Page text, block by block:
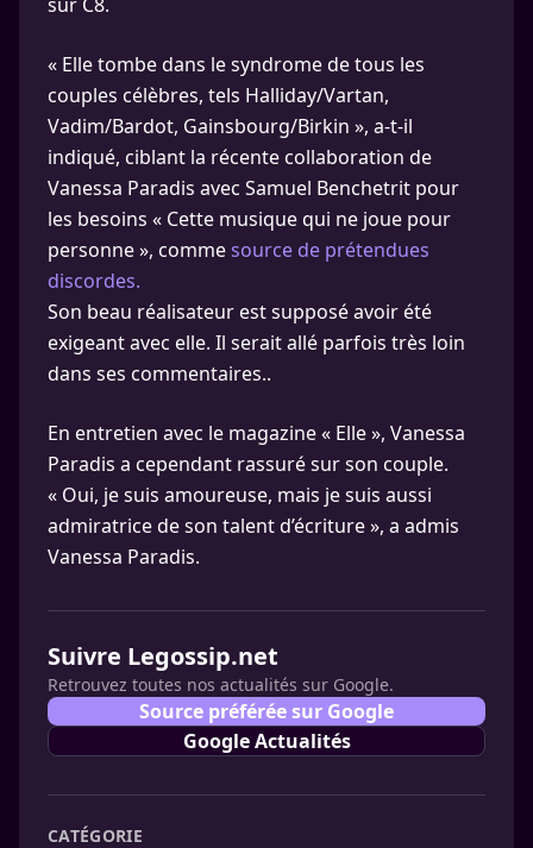
« Elle tombe dans le syndrome de tous les
couples célèbres, tels Halliday/Vartan,
Vadim/Bardot, Gainsbourg/Birkin », a-t-il
indiqué, ciblant la récente collaboration de
Vanessa Paradis avec Samuel Benchetrit pour
les besoins « Cette musique qui ne joue pour
personne », commesource de prétendues
discordes.
Son beau réalisateur est supposé avoir été
exigeant avec elle. Il serait allé parfois très loin
dans ses commentaires..
En entretien avec le magazine « Elle », Vanessa
Paradis a cependant rassuré sur son couple.
« Oui, je suis amoureuse, mais je suis aussi
admiratrice de son talent d’écriture », a admis
Vanessa Paradis.
Suivre Legossip.net
Retrouvez toutes nos actualités sur Google.
Source préférée sur Google
Google Actualités
CATÉGORIE